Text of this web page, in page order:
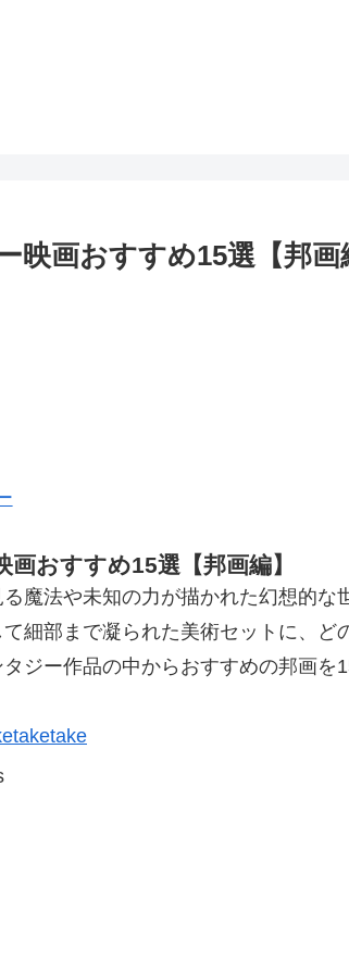
映画おすすめ15選【邦画
画おすすめ15選【邦画編】
魔法や未知の力が描かれた幻想的な
細部まで凝られた美術セットに、ど
ジー作品の中からおすすめの邦画を